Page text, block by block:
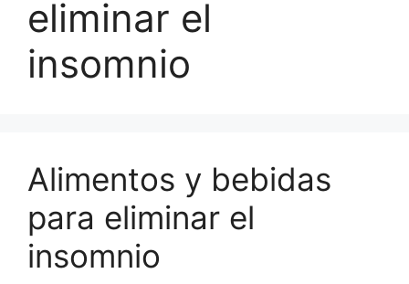
eliminar el
insomnio
Alimentos y bebidas
para eliminar el
insomnio